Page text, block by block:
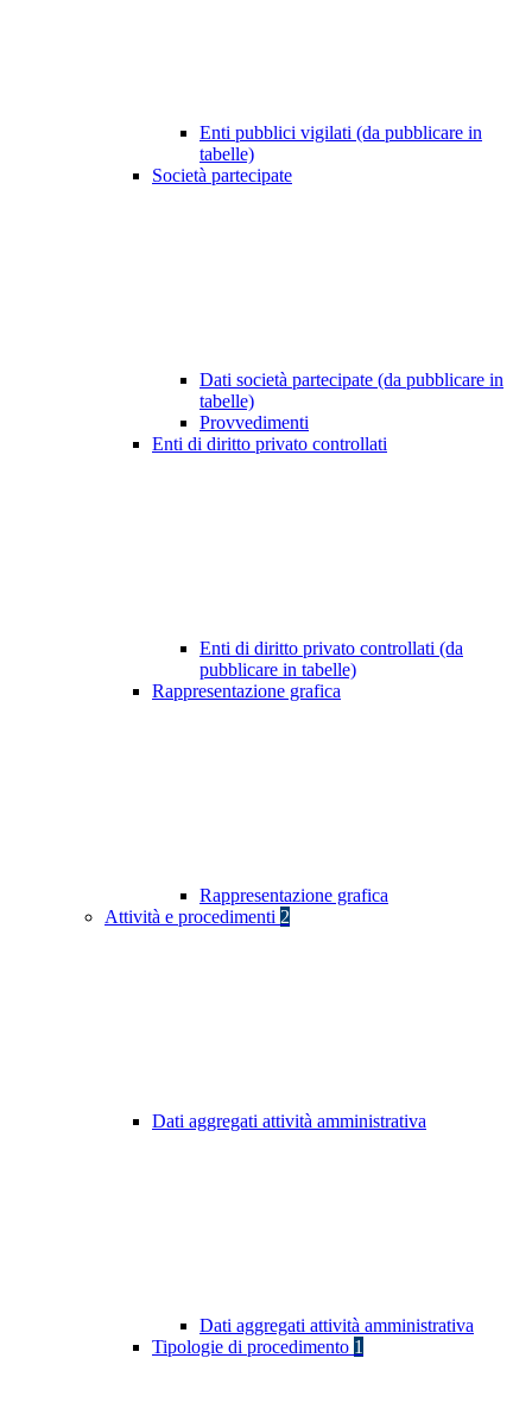
Enti pubblici vigilati (da pubblicare in
tabelle)
Società partecipate
Dati società partecipate (da pubblicare in
tabelle)
Provvedimenti
Enti di diritto privato controllati
Enti di diritto privato controllati (da
pubblicare in tabelle)
Rappresentazione grafica
Rappresentazione grafica
Attività e procedimenti 2
Dati aggregati attività amministrativa
Dati aggregati attività amministrativa
Tipologie di procedimento 1